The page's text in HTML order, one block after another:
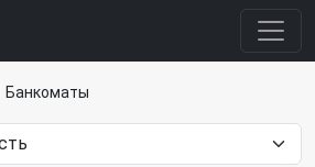
Банкоматы